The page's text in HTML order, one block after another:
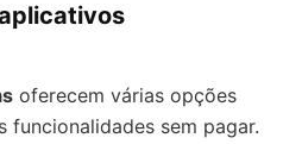
oferecem várias opções
funcionalidades sem pagar.